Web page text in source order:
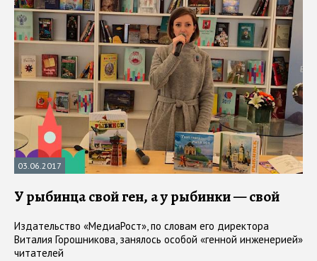
03.06.2017
У рыбинца свой ген, а у рыбинки — свой
Издательство «МедиаРост», по словам его директора
Виталия Горошникова, занялось особой «генной инженерией»
читателей